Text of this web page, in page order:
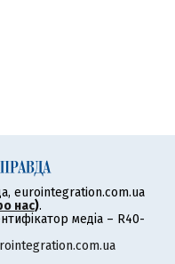
eurointegration.com.ua
нас).
медіа – R40-